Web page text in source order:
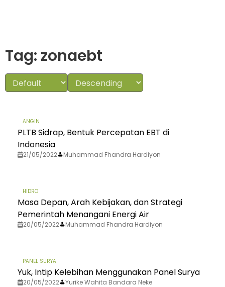
Tag: zonaebt
ANGIN
PLTB Sidrap, Bentuk Percepatan EBT di
Indonesia
21/05/2022 Muhammad Fhandra Hardiyon
HIDRO
Masa Depan, Arah Kebijakan, dan Strategi
Pemerintah Menangani Energi Air
20/05/2022 Muhammad Fhandra Hardiyon
PANEL SURYA
Yuk, Intip Kelebihan Menggunakan Panel Surya
20/05/2022 Yurike Wahita Bandara Neke